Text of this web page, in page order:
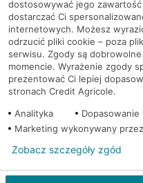
Regulamin serwisu
Mapa serwisu
PolitykaCookies
© 2026 Credit Agricole Bank
dostosowywać jego
dostarczać Ci
internetowych. Możesz
odrzucić pliki cookie – poza
serwisu. Zgody są
momencie. Wyrażenie zgody
prezentować Ci lepiej
stronach Credit Agricole.
Analityka
Marketing wykonywany
Zobacz szczegóły zgód